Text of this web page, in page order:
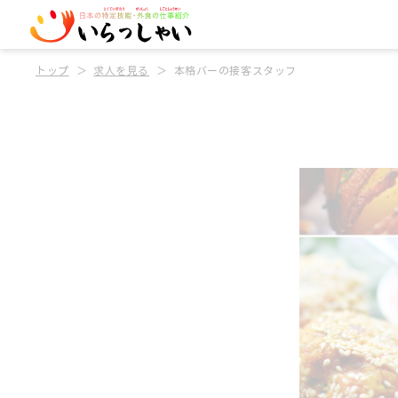
トップ 求人を見る 本格バーの接客スタッフ